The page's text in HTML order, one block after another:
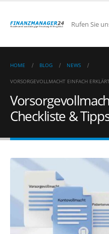
Rufen Sie
HOME BLOG NEWS
VORSORGEVOLLMACHT EINFACH
Checkliste &